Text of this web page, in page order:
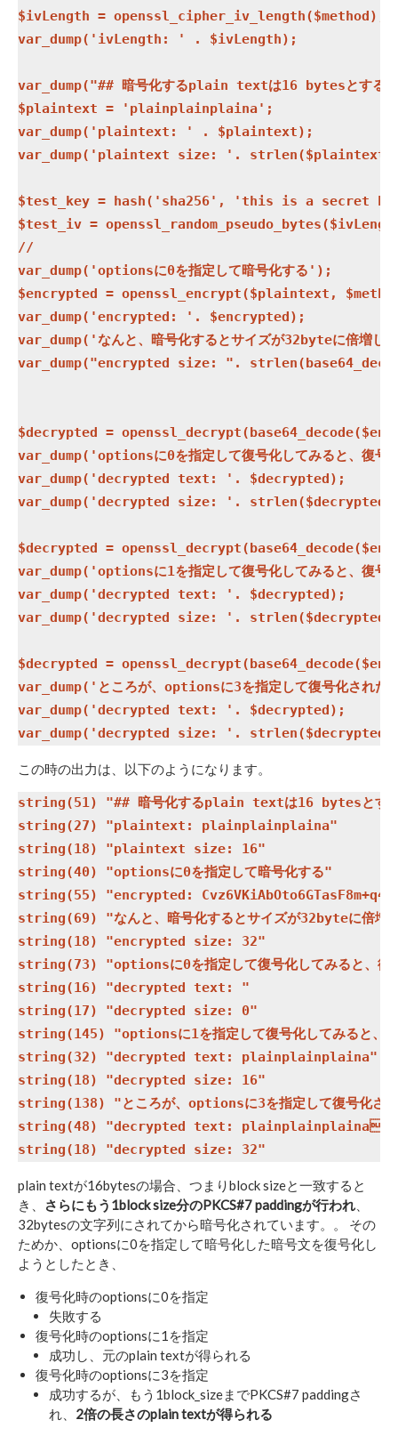
$ivLength = openssl_cipher_iv_length($method);
var_dump('ivLength: ' . $ivLength);
var_dump("## 暗号化するplain textは16 bytesとす
$plaintext = 'plainplainplaina';
var_dump('plaintext: ' . $plaintext);
var_dump('plaintext size: '.
$test_key = hash('sha256', 'this is a secret
$test_iv =
//
var_dump('optionsに0を指定して暗号化する');
$encrypted = openssl_encrypt($plaintext,
var_dump('encrypted: '. $encrypted);
var_dump('なんと、暗号化するとサイズが32byteに倍増
var_dump("encrypted size: ".
$decrypted =
var_dump('optionsに0を指定して復号化してみると、復
var_dump('decrypted text: '. $decrypted);
var_dump('decrypted size: '.
$decrypted =
var_dump('optionsに1を指定して復号化してみると、復
var_dump('decrypted text: '. $decrypted);
var_dump('decrypted size: '.
$decrypted =
var_dump('ところが、optionsに3を指定して復号化され
var_dump('decrypted text: '. $decrypted);
この時の出力は、以下のようになります。
string(51) "## 暗号化するplain textは16 bytesとす
string(27) "plaintext: plainplainplaina"
string(18) "plaintext size: 16"
string(40) "optionsに0を指定して暗号化する"
string(55) "encrypted:
string(69) "なんと、暗号化するとサイズが32byteに倍増
string(18) "encrypted size: 32"
string(73) "optionsに0を指定して復号化してみると、復
string(16) "decrypted text: "
string(17) "decrypted size: 0"
string(145) "optionsに1を指定して復号化してみると、
string(32) "decrypted text: plainplainplaina"
string(18) "decrypted size: 16"
string(138) "ところが、optionsに3を指定して復号化され
string(48) "decrypted text:
plain textが16bytesの場合、つまりblock sizeと一致すると
き、
さらにもう1block size分のPKCS#7 paddingが行われ
32bytesの文字列にされてから暗号化されています。。 その
ためか、optionsに0を指定して暗号化した暗号文を復号化し
ようとしたとき、
復号化時のoptionsに0を指定
失敗する
復号化時のoptionsに1を指定
成功し、元のplain textが得られる
復号化時のoptionsに3を指定
成功するが、もう1block_sizeまでPKCS#7 paddingさ
れ、 2倍の長さのplain textが得られる